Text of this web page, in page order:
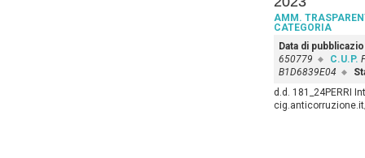
AMM.
CATEGORIA
Data di
650779
C.U.P.
B1D6839E04
d.d. 181_24PERRI